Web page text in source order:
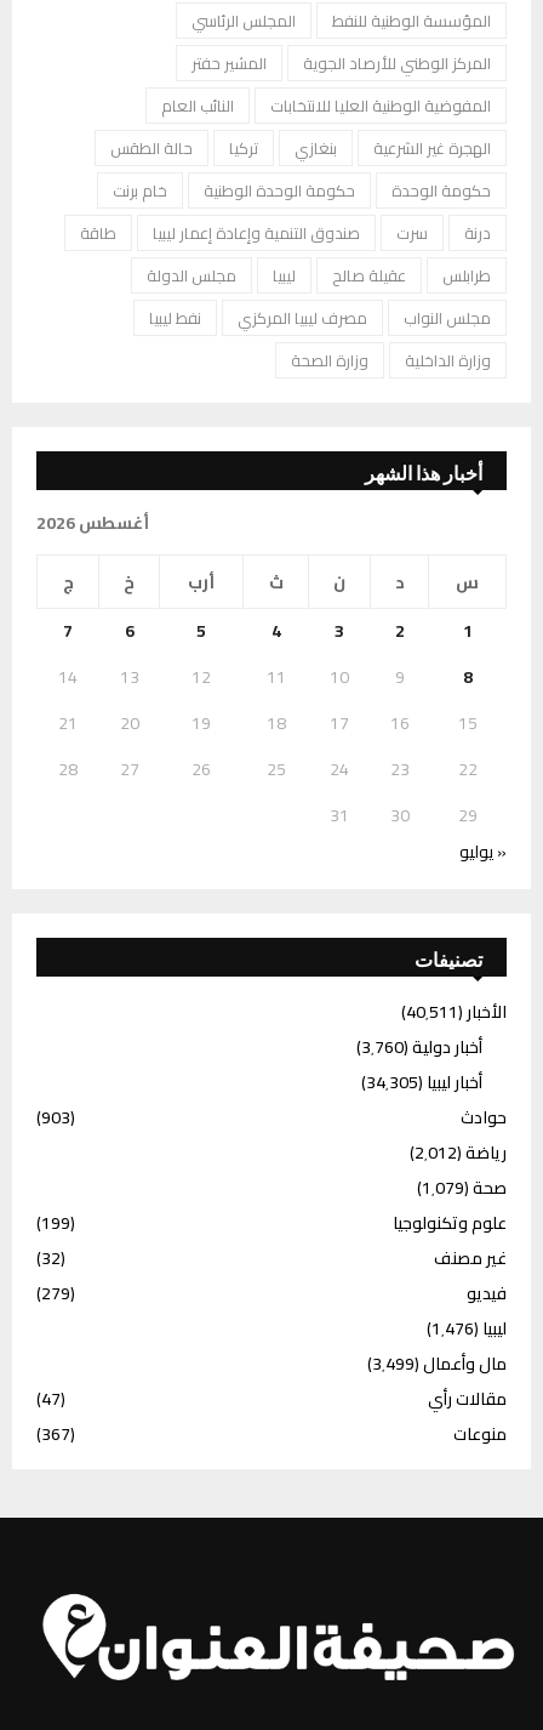
المؤسسة الوطنية للنفط
المجلس الرئاسي
المركز الوطني للأرصاد الجوية
المشير حفتر
المفوضية الوطنية العليا للانتخابات
النائب العام
الهجرة غير الشرعية
بنغازي تركيا
حالة الطقس
حكومة الوحدة
حكومة الوحدة الوطنية
خام برنت
درنة
سرت صندوق التنمية وإعادة إعمار ليبيا
طاقة
طرابلس
عقيلة صالح ليبيا
مجلس الدولة
مجلس النواب
مصرف ليبيا المركزي
نفط ليبيا
وزارة الداخلية
وزارة الصحة
أخبار هذا الشهر
أغسطس 2026
س
د ن ث أرب خ
ج
1
2
3
4
5
6
7
8
9
10
11
12
13
14
15
16
17
18
19
20
21
22
23
24
25
26
27
28
29
30
31
« يوليو
تصنيفات
الأخبار(40٬511)
أخبار دولية(3٬760)
أخبار ليبيا(34٬305)
حوادث
(903)
رياضة(2٬012)
صحة(1٬079)
علوم وتكنولوجيا
(199)
غير مصنف
(32)
فيديو
(279)
ليبيا(1٬476)
مال وأعمال(3٬499)
مقالات رأي
(47)
منوعات
(367)